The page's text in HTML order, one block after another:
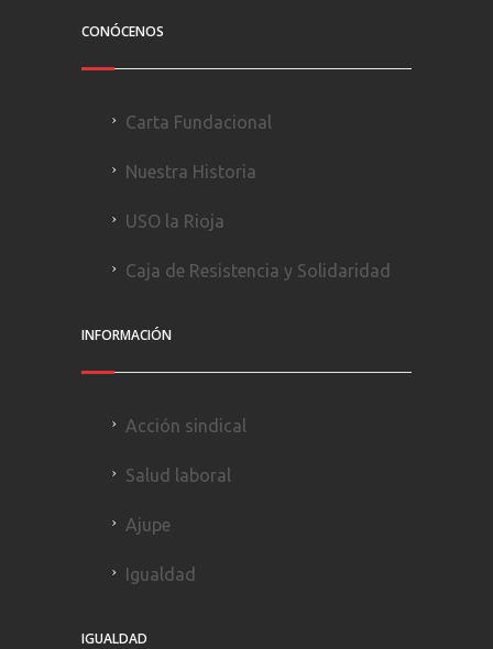
CONÓCENOS
Carta Fundacional
Nuestra Historia
USO la Rioja
Caja de Resistencia y Solidaridad
INFORMACIÓN
Acción sindical
Salud laboral
Ajupe
Igualdad
IGUALDAD